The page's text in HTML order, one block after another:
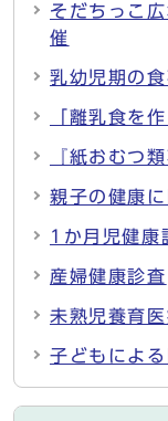
そだちっこ
催
乳幼児期の
「離乳食を
『紙おむつ
親子の健康
1か月児健康
産婦健康診査
未熟児養育
子どもによ